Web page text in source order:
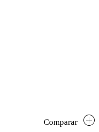
Comparar